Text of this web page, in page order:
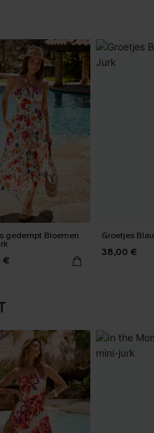
gedempt Bloemen
€
Groetjes
38,00 €